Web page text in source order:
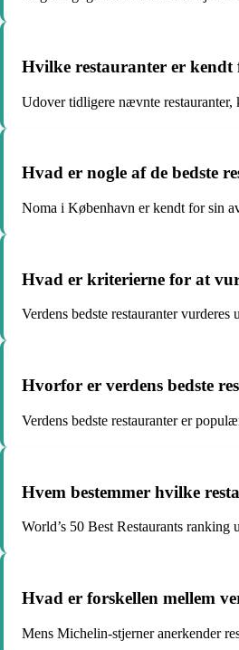
Hvilke restauranter er kendt
Udover tidligere nævnte restauranter,
Hvad er nogle af de bedste
Noma i København er kendt for sin
Hvad er kriterierne for at
Verdens bedste restauranter
Hvorfor er verdens bedste
Verdens bedste restauranter er
Hvem bestemmer hvilke
World’s 50 Best Restaurants ranking
Hvad er forskellen mellem
Mens Michelin-stjerner anerkender